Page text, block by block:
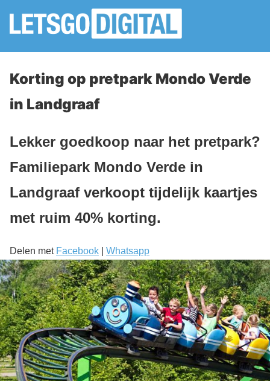
Korting op pretpark Mondo Verde
in Landgraaf
Lekker goedkoop naar het pretpark?
Familiepark Mondo Verde in
Landgraaf verkoopt tijdelijk kaartjes
met ruim 40% korting.
Delen met Facebook Whatsapp